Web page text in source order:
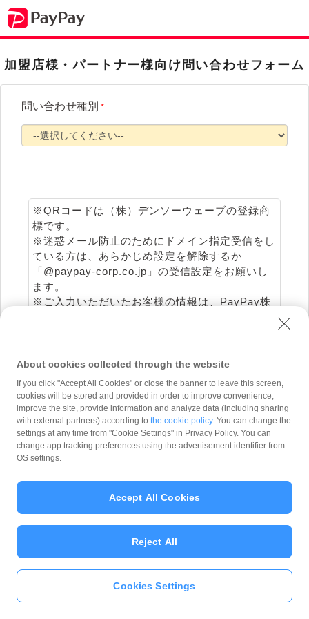
加盟店様・パートナー様向け問い合わせフォーム
問い合わせ種別 *
※QRコードは（株）デンソーウェーブの登録商
標です。
※迷惑メール防止のためにドメイン指定受信をし
ている方は、あらかじめ設定を解除するか
「@paypay-corp.co.jp」の受信設定をお願いし
ます。
※ご入力いただいたお客様の情報は、PayPay株
情報を利用することはありません。
Copyright (C) 2026 PayPay Corporation. All Rights Reserved.
About cookies collected through the website
If you click "Accept All Cookies" or close the banner to leave this screen,
cookies will be stored and provided in order to improve convenience,
improve the site, provide information and analyze data (including sharing
with external partners) according to the cookie policy. You can change the
settings at any time from "Cookie Settings" in Privacy Policy. You can
change app tracking preferences using the advertisement identifier from
OS settings.
Cookies Settings
Reject All
Accept All Cookies